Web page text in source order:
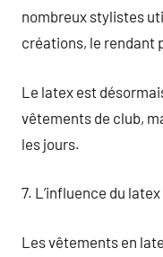
nombreux stylistes
créations, le rendant
Le latex est
vêtements de club,
les jours.
7. L’influence du
Les vêtements en